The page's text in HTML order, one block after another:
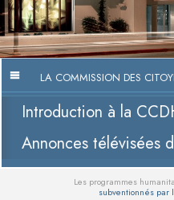
LA COMMISSION DES
Introduction à la
Annonces télévisées
Les programmes
subventionnés par